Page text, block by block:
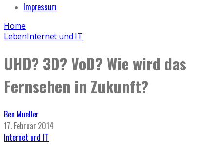
Impressum
Home
LebenInternet und IT
UHD? 3D? VoD? Wie wird das
Fernsehen in Zukunft?
Ben Mueller
17. Februar 2014
Internet und IT